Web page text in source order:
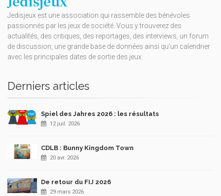
Jedisjeux est une association qui rassemble des bénévoles
passionnés par les jeux de société. Vous y trouverez des
actualités, des critiques, des reportages, des interviews, un forum
de discussion, une grande base de données ainsi qu’un calendrier
avec les principales dates de sortie des jeux.
Derniers articles
Spiel des Jahres 2026 : les résultats
12 juil. 2026
CDLB : Bunny Kingdom Town
20 avr. 2026
De retour du FIJ 2026
29 mars 2026